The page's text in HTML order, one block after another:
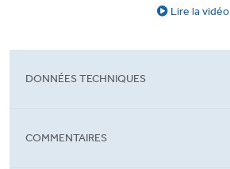
Lire la vidéo
DONNÉES TECHNIQUES
COMMENTAIRES